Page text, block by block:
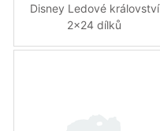
Disney Ledové království
2x24 dílků